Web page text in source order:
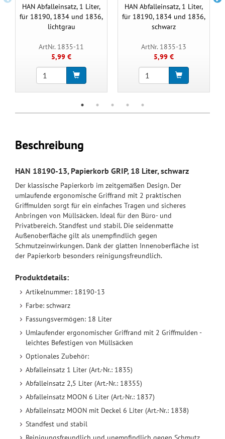
HAN Abfalleinsatz, 1 Liter,
für 18190, 1834 und 1836,
lichtgrau
ArtNr. 1835-11
5,99 €
HAN Abfalleinsatz, 1 Liter,
für 18190, 1834 und 1836,
schwarz
ArtNr. 1835-13
5,99 €
Beschreibung
HAN 18190-13, Papierkorb GRIP, 18 Liter, schwarz
Der klassische Papierkorb im zeitgemäßen Design. Der
umlaufende ergonomische Griffrand mit 2 praktischen
Griffmulden sorgt für ein einfaches Tragen und sicheres
Anbringen von Müllsäcken. Ideal für den Büro- und
Privatbereich. Standfest und stabil. Die seidenmatte
Außenoberfläche gilt als unempfindlich gegen
Schmutzeinwirkungen. Dank der glatten Innenoberfläche ist
der Papierkorb besonders reinigungsfreundlich.
Produktdetails:
Artikelnummer: 18190-13
Farbe: schwarz
Fassungsvermögen: 18 Liter
Umlaufender ergonomischer Griffrand mit 2 Griffmulden -
leichtes Befestigen von Müllsäcken
Optionales Zubehör:
Abfalleinsatz 1 Liter (Art.-Nr.: 1835)
Abfalleinsatz 2,5 Liter (Art.-Nr.: 18355)
Abfalleinsatz MOON 6 Liter (Art.-Nr.: 1837)
Abfalleinsatz MOON mit Deckel 6 Liter (Art.-Nr.: 1838)
Standfest und stabil